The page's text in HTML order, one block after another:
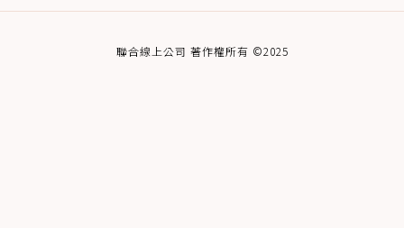
聯合線上公司 著作權所有 ©2025